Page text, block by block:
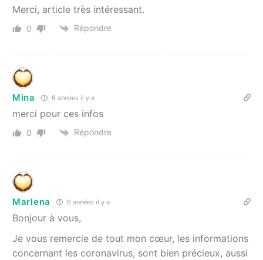
Merci, article très intéressant.
0 Répondre
Mina 6 années il y a
merci pour ces infos
0 Répondre
Marlena 6 années il y a
Bonjour à vous,
Je vous remercie de tout mon cœur, les informations
concernant les coronavirus, sont bien précieux, aussi